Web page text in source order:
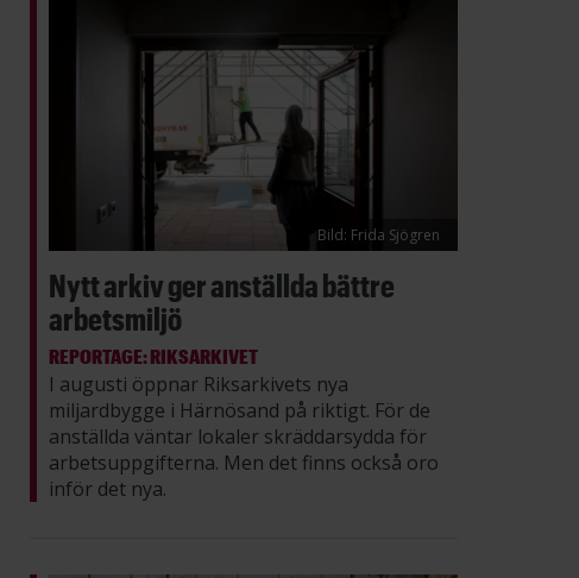
Bild: Frida Sjögren
Nytt arkiv ger anställda bättre
arbetsmiljö
REPORTAGE: RIKSARKIVET
I augusti öppnar Riksarkivets nya
miljardbygge i Härnösand på riktigt. För de
anställda väntar lokaler skräddarsydda för
arbetsuppgifterna. Men det finns också oro
inför det nya.